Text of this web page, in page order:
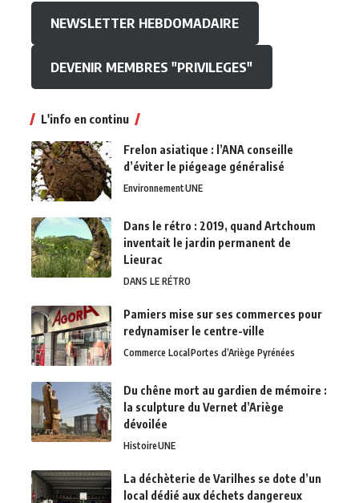
NEWSLETTER HEBDOMADAIRE
DEVENIR MEMBRES "PRIVILEGES"
L'info en continu
Frelon asiatique : l’ANA conseille
d’éviter le piégeage généralisé
EnvironnementUNE
Dans le rétro : 2019, quand Artchoum
inventait le jardin permanent de
Lieurac
DANS LE RÉTRO
Pamiers mise sur ses commerces pour
redynamiser le centre-ville
Commerce Local Portes d’Ariège Pyrénées
Du chêne mort au gardien de mémoire :
la sculpture du Vernet d’Ariège
dévoilée
HistoireUNE
La déchèterie de Varilhes se dote d’un
local dédié aux déchets dangereux